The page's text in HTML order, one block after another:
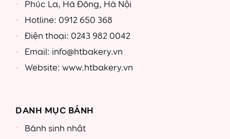
Phúc La, Hà Đông, Hà Nội
Hotline: 0912 650 368
Điện thoại: 0243 982 0042
Email: info@htbakery.vn
Website: www.htbakery.vn
DANH MỤC BÁNH
Bánh sinh nhật